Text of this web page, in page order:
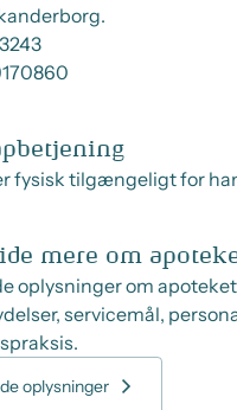
fysisk tilgængeligt for
mere om
oplysninger om
servicemål,
oplysninger